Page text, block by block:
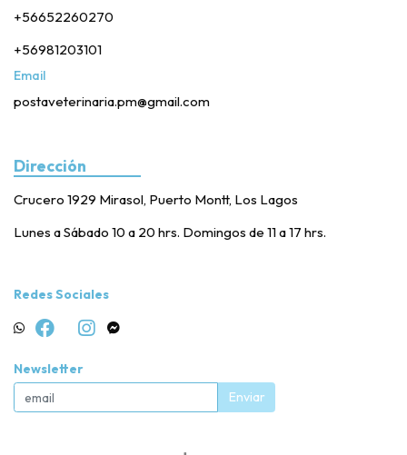
+56652260270
+56981203101
Email
postaveterinaria.pm@gmail.com
Dirección
Crucero 1929 Mirasol, Puerto Montt, Los Lagos
Lunes a Sábado 10 a 20 hrs. Domingos de 11 a 17 hrs.
Redes Sociales
Newsletter
Enviar